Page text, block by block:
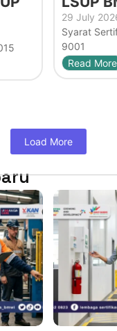
29 July
Syarat
9001
Read More
Load More